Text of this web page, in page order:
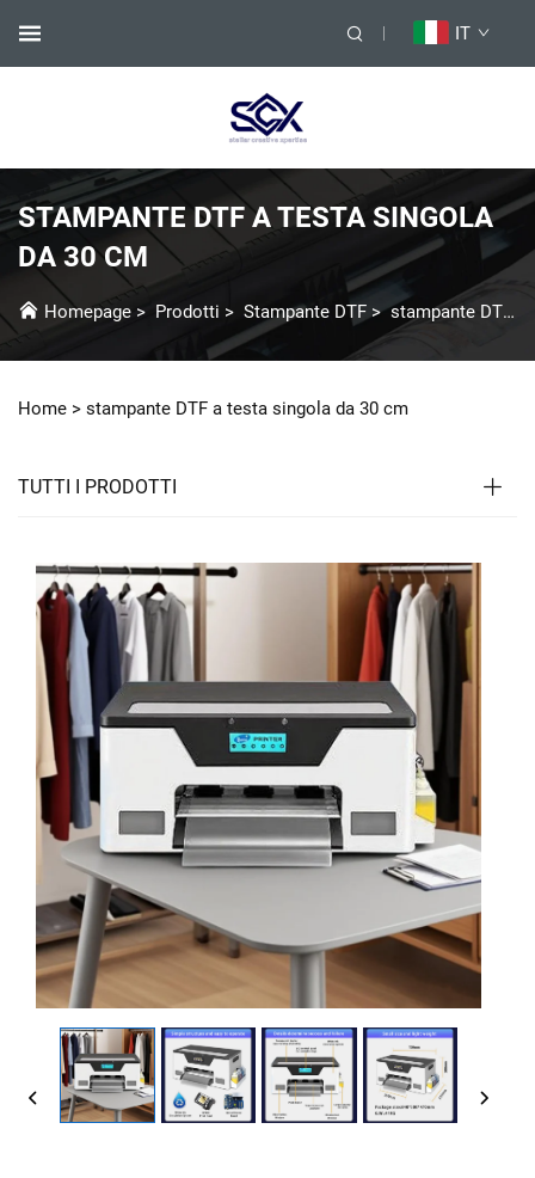
IT
STAMPANTE DTF A TESTA SINGOLA
DA 30 CM
Homepage > Prodotti > Stampante DTF >stampante DTF Testina Singola 30 Cm
Home > stampante DTF a testa singola da 30 cm
TUTTI I PRODOTTI